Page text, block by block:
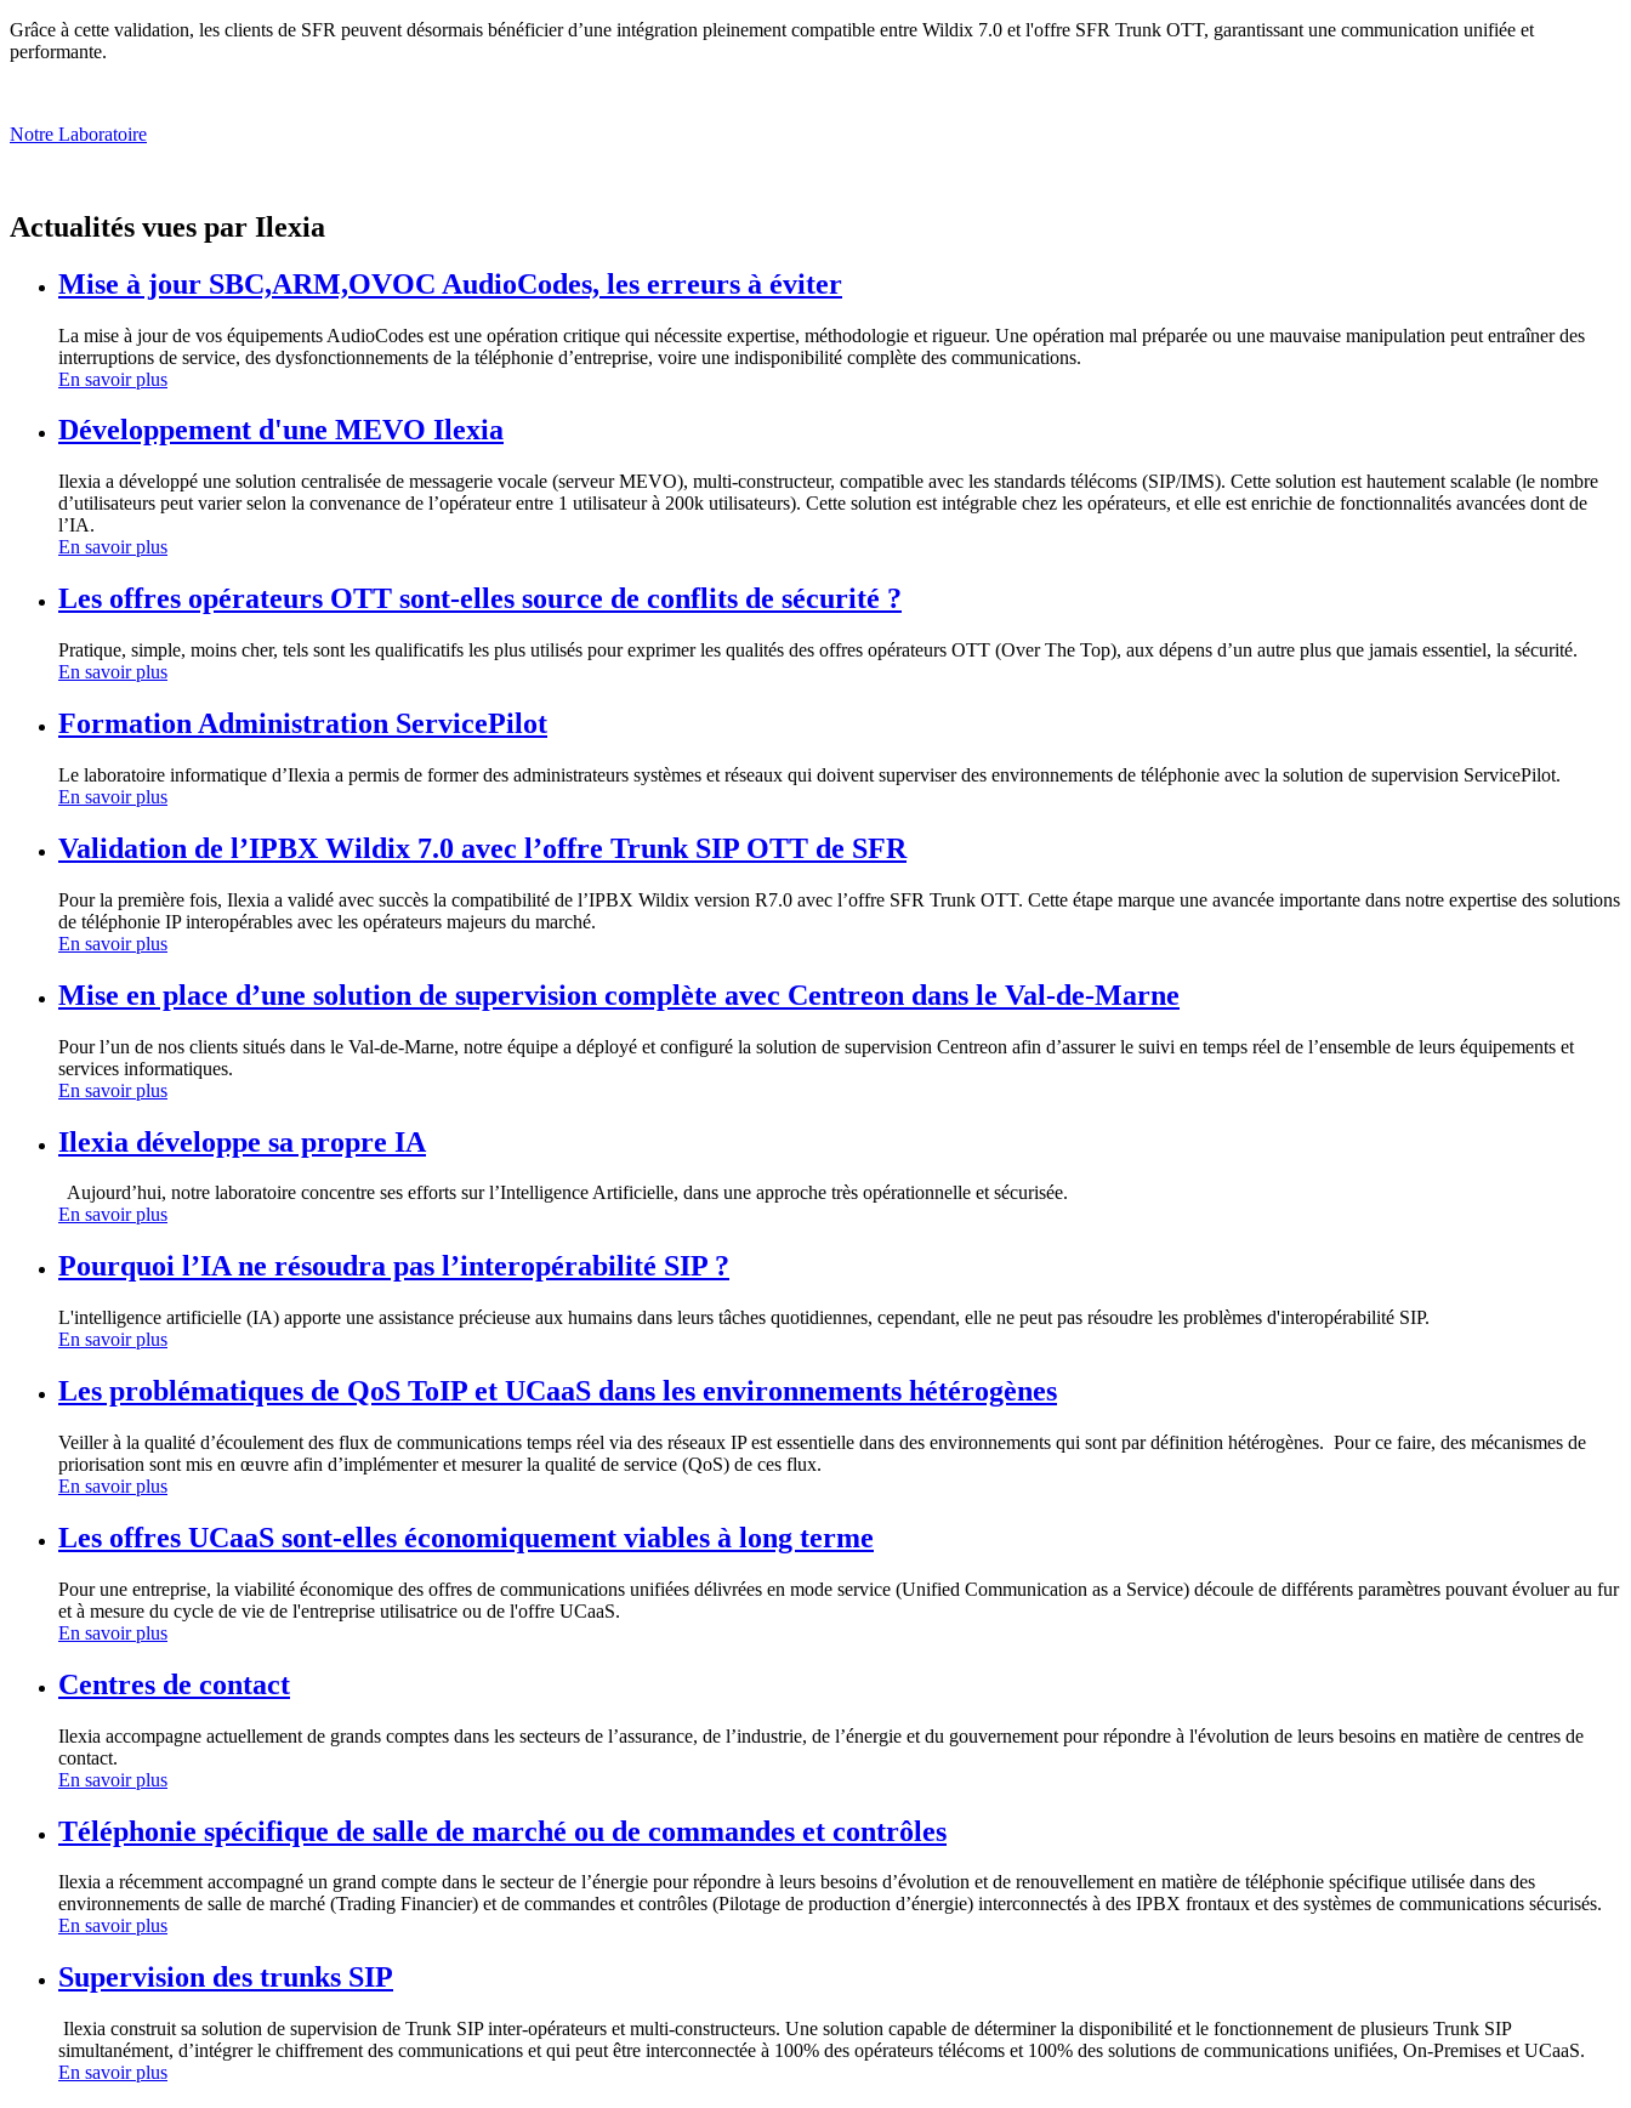
Grâce à cette validation, les clients de SFR peuvent désormais bénéficier d’une intégration pleinement compatible entre Wildix 7.0 et l'offre SFR Trunk OTT, garantissant une communication unifiée et
performante.
Notre Laboratoire
Actualités vues par Ilexia
Mise à jour SBC,ARM,OVOC AudioCodes, les erreurs à éviter
La mise à jour de vos équipements AudioCodes est une opération critique qui nécessite expertise, méthodologie et rigueur. Une opération mal préparée ou une mauvaise manipulation peut entraîner des
interruptions de service, des dysfonctionnements de la téléphonie d’entreprise, voire une indisponibilité complète des communications.
En savoir plus
Développement d'une MEVO Ilexia
Ilexia a développé une solution centralisée de messagerie vocale (serveur MEVO), multi-constructeur, compatible avec les standards télécoms (SIP/IMS). Cette solution est hautement scalable (le nombre
d’utilisateurs peut varier selon la convenance de l’opérateur entre 1 utilisateur à 200k utilisateurs). Cette solution est intégrable chez les opérateurs, et elle est enrichie de fonctionnalités avancées dont de
l’IA.
En savoir plus
Les offres opérateurs OTT sont-elles source de conflits de sécurité ?
Pratique, simple, moins cher, tels sont les qualificatifs les plus utilisés pour exprimer les qualités des offres opérateurs OTT (Over The Top), aux dépens d’un autre plus que jamais essentiel, la sécurité.
En savoir plus
Formation Administration ServicePilot
Le laboratoire informatique d’Ilexia a permis de former des administrateurs systèmes et réseaux qui doivent superviser des environnements de téléphonie avec la solution de supervision ServicePilot.
En savoir plus
Validation de l’IPBX Wildix 7.0 avec l’offre Trunk SIP OTT de SFR
Pour la première fois, Ilexia a validé avec succès la compatibilité de l’IPBX Wildix version R7.0 avec l’offre SFR Trunk OTT. Cette étape marque une avancée importante dans notre expertise des solutions
de téléphonie IP interopérables avec les opérateurs majeurs du marché.
En savoir plus
Mise en place d’une solution de supervision complète avec Centreon dans le Val-de-Marne
Pour l’un de nos clients situés dans le Val-de-Marne, notre équipe a déployé et configuré la solution de supervision Centreon afin d’assurer le suivi en temps réel de l’ensemble de leurs équipements et
services informatiques.
En savoir plus
Ilexia développe sa propre IA
Aujourd’hui, notre laboratoire concentre ses efforts sur l’Intelligence Artificielle, dans une approche très opérationnelle et sécurisée.
En savoir plus
Pourquoi l’IA ne résoudra pas l’interopérabilité SIP ?
L'intelligence artificielle (IA) apporte une assistance précieuse aux humains dans leurs tâches quotidiennes, cependant, elle ne peut pas résoudre les problèmes d'interopérabilité SIP.
En savoir plus
Les problématiques de QoS ToIP et UCaaS dans les environnements hétérogènes
Veiller à la qualité d’écoulement des flux de communications temps réel via des réseaux IP est essentielle dans des environnements qui sont par définition hétérogènes. Pour ce faire, des mécanismes de
priorisation sont mis en œuvre afin d’implémenter et mesurer la qualité de service (QoS) de ces flux.
En savoir plus
Les offres UCaaS sont-elles économiquement viables à long terme
Pour une entreprise, la viabilité économique des offres de communications unifiées délivrées en mode service (Unified Communication as a Service) découle de différents paramètres pouvant évoluer au fur
et à mesure du cycle de vie de l'entreprise utilisatrice ou de l'offre UCaaS.
En savoir plus
Centres de contact
Ilexia accompagne actuellement de grands comptes dans les secteurs de l’assurance, de l’industrie, de l’énergie et du gouvernement pour répondre à l'évolution de leurs besoins en matière de centres de
contact.
En savoir plus
Téléphonie spécifique de salle de marché ou de commandes et contrôles
Ilexia a récemment accompagné un grand compte dans le secteur de l’énergie pour répondre à leurs besoins d’évolution et de renouvellement en matière de téléphonie spécifique utilisée dans des
environnements de salle de marché (Trading Financier) et de commandes et contrôles (Pilotage de production d’énergie) interconnectés à des IPBX frontaux et des systèmes de communications sécurisés.
En savoir plus
Supervision des trunks SIP
Ilexia construit sa solution de supervision de Trunk SIP inter-opérateurs et multi-constructeurs. Une solution capable de déterminer la disponibilité et le fonctionnement de plusieurs Trunk SIP
simultanément, d’intégrer le chiffrement des communications et qui peut être interconnectée à 100% des opérateurs télécoms et 100% des solutions de communications unifiées, On-Premises et UCaaS.
En savoir plus